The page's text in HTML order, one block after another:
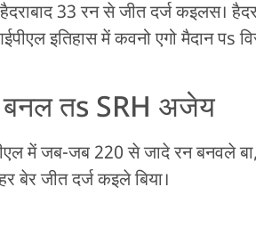
33 रन से जीत दर्ज कइलस।
इतिहास में कवनो एगो मैदान पs
तs SRH अजेय
में जब-जब 220 से जादे रन बनवले
बेर जीत दर्ज कइले बिया।